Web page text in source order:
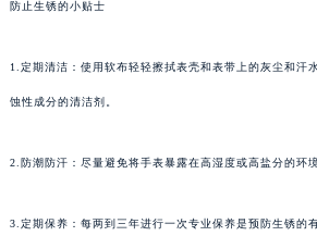
防止生锈的小贴士
1.定期清洁：使用软布轻轻擦拭表壳和表带上的灰尘和汗
蚀性成分的清洁剂。
2.防潮防汗：尽量避免将手表暴露在高湿度或高盐分的环
3.定期保养：每两到三年进行一次专业保养是预防生锈的